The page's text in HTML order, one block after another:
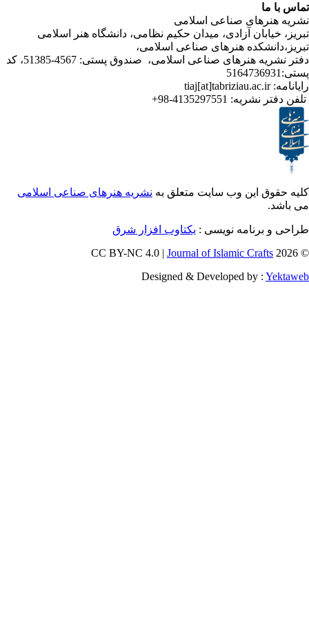
صناعی اسلامی
آزادی، میدان حکیم نظامی، دانشگاه هنر اسلامی
هنرهای صناعی اسلامی،
دفتر نشریه هنرهای صناعی اسلامی، صندوق پستی: 4567-51385، کد
نشریه:4135297551-98+
این وب سایت متعلق بهنشریه هنرهای صناعی اسلامی
نویسی : یکتاوب افزار شرق
Journal of Islamic
Designed & Developed by :